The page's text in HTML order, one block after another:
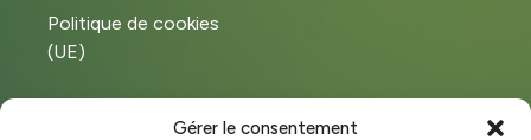
Gérer le consentement
Politique de cookies
(UE)